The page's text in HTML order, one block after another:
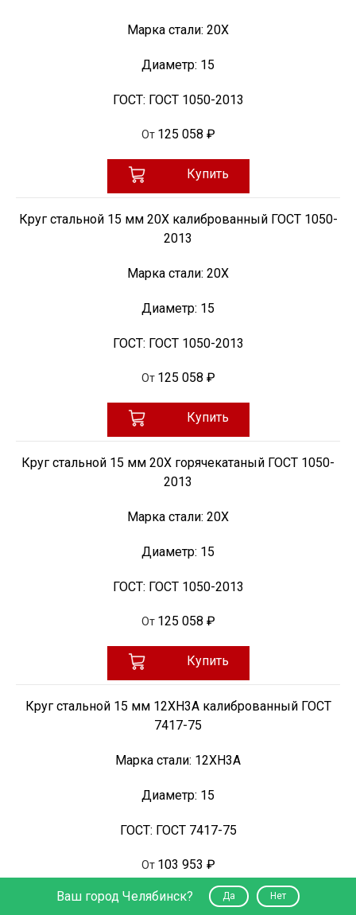
Марка стали: 20Х
Диаметр: 15
ГОСТ: ГОСТ 1050-2013
От 125 058 ₽
Купить
Круг стальной 15 мм 20Х калиброванный ГОСТ 1050-
2013
Марка стали: 20Х
Диаметр: 15
ГОСТ: ГОСТ 1050-2013
От 125 058 ₽
Купить
Круг стальной 15 мм 20Х горячекатаный ГОСТ 1050-
2013
Марка стали: 20Х
Диаметр: 15
ГОСТ: ГОСТ 1050-2013
От 125 058 ₽
Купить
Круг стальной 15 мм 12ХН3А калиброванный ГОСТ
7417-75
Марка стали: 12ХН3А
Диаметр: 15
ГОСТ: ГОСТ 7417-75
От 103 953 ₽
Купить
Ваш город Челябинск? Да Нет